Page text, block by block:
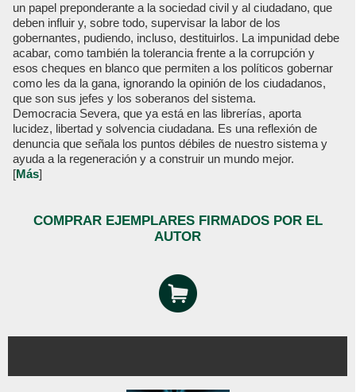
un papel preponderante a la sociedad civil y al ciudadano, que
deben influir y, sobre todo, supervisar la labor de los
gobernantes, pudiendo, incluso, destituirlos. La impunidad debe
acabar, como también la tolerancia frente a la corrupción y
esos cheques en blanco que permiten a los políticos gobernar
como les da la gana, ignorando la opinión de los ciudadanos,
que son sus jefes y los soberanos del sistema.
Democracia Severa, que ya está en las librerías, aporta
lucidez, libertad y solvencia ciudadana. Es una reflexión de
denuncia que señala los puntos débiles de nuestro sistema y
ayuda a la regeneración y a construir un mundo mejor.
[Más]
COMPRAR EJEMPLARES FIRMADOS POR EL
AUTOR